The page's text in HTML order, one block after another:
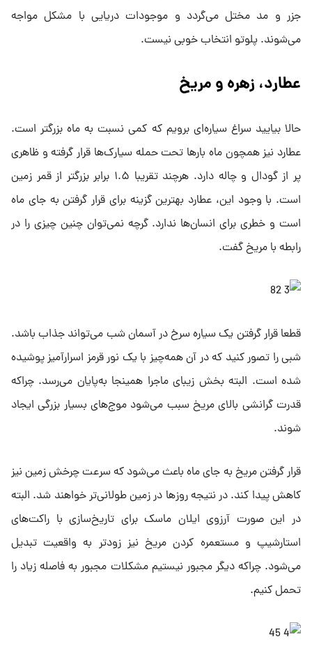
جزر و مد مختل می‌گردد و موجودات دریایی با مشکل مواجه
می‌شوند. پلوتو انتخاب خوبی نیست.
عطارد، زهره و مریخ
حالا بیایید سراغ سیاره‌ای برویم که کمی نسبت به ماه بزرگتر است.
عطارد نیز همچون ماه بارها تحت حمله سیارک‌ها قرار گرفته و ظاهری
پر از گودال و چاله دارد. هرچند تقریبا ۱.۵ برابر بزرگتر از قمر زمین
است. با وجود این، عطارد بهترین گزینه برای قرار گرفتن به جای ماه
است و خطری برای انسان‌ها ندارد. گرچه نمی‌توان چنین چیزی را در
رابطه با مریخ گفت.
قطعا قرار گرفتن یک سیاره سرخ در آسمان شب می‌تواند جذاب باشد.
شبی را تصور کنید که در آن همه‌چیز با یک نور قرمز اسرارآمیز پوشیده
شده است. البته بخش زیبای ماجرا همینجا به‌پایان می‌رسد. چراکه
قدرت گرانشی بالای مریخ سبب می‌شود موج‌های بسیار بزرگی ایجاد
شوند.
قرار گرفتن مریخ به جای ماه باعث می‌شود که سرعت چرخش زمین نیز
کاهش پیدا کند. در نتیجه روزها در زمین طولانی‌تر خواهند شد. البته
در این صورت آرزوی ایلان ماسک برای تاریخ‌سازی با راکت‌های
استارشیپ و مستعمره کردن مریخ نیز زودتر به واقعیت تبدیل
می‌شود. چراکه دیگر مجبور نیستیم مشکلات مجبور به فاصله زیاد را
تحمل کنیم.